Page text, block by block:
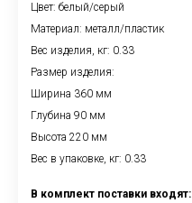
Цвет: белый/серый
Материал: металл/пластик
Вес изделия, кг: 0.33
Размер изделия:
Ширина 360 мм
Глубина 90 мм
Высота 220 мм
Вес в упаковке, кг: 0.33
В комплект поставки входят: